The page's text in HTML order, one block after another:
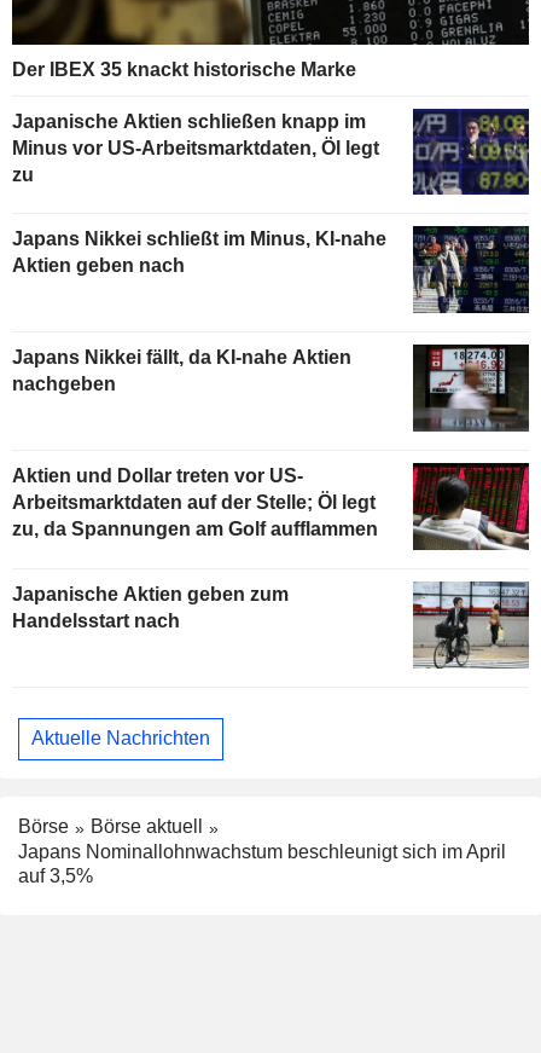
Der IBEX 35 knackt historische Marke
Japanische Aktien schließen knapp im
Minus vor US-Arbeitsmarktdaten, Öl legt
zu
Japans Nikkei schließt im Minus, KI-nahe
Aktien geben nach
Japans Nikkei fällt, da KI-nahe Aktien
nachgeben
Aktien und Dollar treten vor US-
Arbeitsmarktdaten auf der Stelle; Öl legt
zu, da Spannungen am Golf aufflammen
Japanische Aktien geben zum
Handelsstart nach
Aktuelle Nachrichten
Börse
Börse aktuell
Japans Nominallohnwachstum beschleunigt sich im April
auf 3,5%